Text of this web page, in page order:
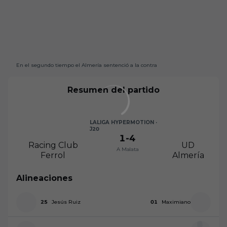
En el segundo tiempo el Almería sentenció a la contra
Resumen del partido
Racing Club
Ferrol
LALIGA HYPERMOTION ·
J20
1-4
A Malata
UD
Almería
Alineaciones
25 Jesús Ruiz 01 Maximiano